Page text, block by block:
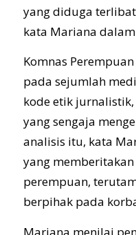
yang diduga
kata Mariana
Komnas
pada sejumlah
kode etik
yang sengaja
analisis itu, kata
yang
perempuan,
berpihak pada
Mariana menilai